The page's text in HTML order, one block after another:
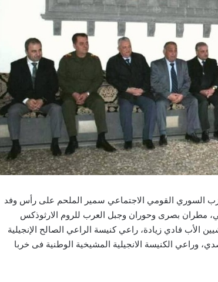
السوري القومي الاجتماعي سمير الملحم على رأس وفد
مطران بصرى وحوران وجبل العرب للروم الارثوذكس
الأب فادي زيادة، راعي كنيسة الراعي الصالح الإنجيلية
وراعي الكنيسة الانجيلية المشيخية الوطنية فى خربا